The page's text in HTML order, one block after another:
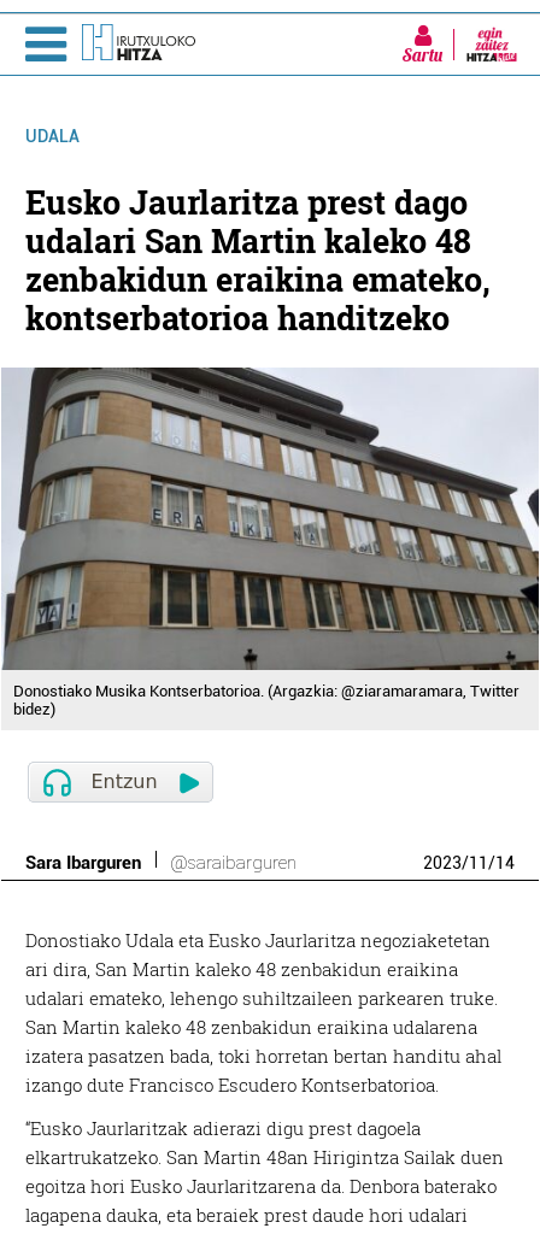
Sartu
UDALA
Eusko Jaurlaritza prest dago
udalari San Martin kaleko 48
zenbakidun eraikina emateko,
kontserbatorioa handitzeko
Donostiako Musika Kontserbatorioa. (Argazkia: @ziaramaramara, Twitter
bidez)
Sara Ibarguren @saraibarguren 2023/11/14
Donostiako Udala eta Eusko Jaurlaritza negoziaketetan
ari dira, San Martin kaleko 48 zenbakidun eraikina
udalari emateko, lehengo suhiltzaileen parkearen truke.
San Martin kaleko 48 zenbakidun eraikina udalarena
izatera pasatzen bada, toki horretan bertan handitu ahal
izango dute Francisco Escudero Kontserbatorioa.
“Eusko Jaurlaritzak adierazi digu prest dagoela
elkartrukatzeko. San Martin 48an Hirigintza Sailak duen
egoitza hori Eusko Jaurlaritzarena da. Denbora baterako
lagapena dauka, eta beraiek prest daude hori udalari